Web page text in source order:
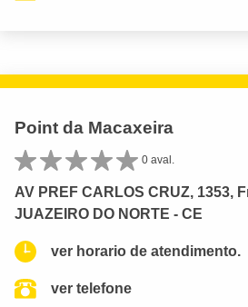
Point da Macaxeira
0 aval.
AV PREF CARLOS CRUZ, 1353,
JUAZEIRO DO NORTE - CE
ver horario de atendimento.
ver telefone